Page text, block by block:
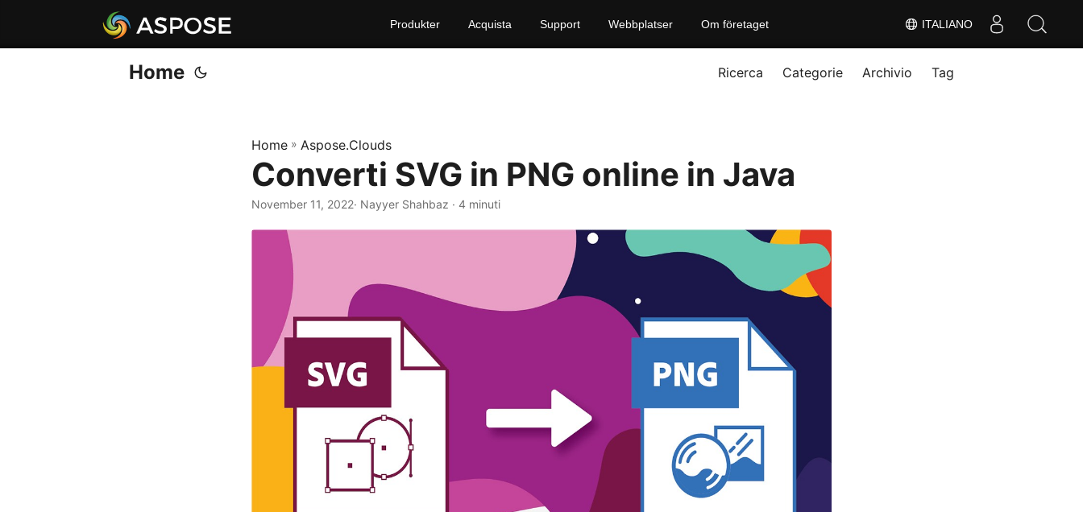
ITALIANO
Produkter Acquista Support Webbplatser Om företaget
Home Ricerca Categorie Archivio Tag
Home » Aspose.Clouds
Converti SVG in PNG online in Java
November 11, 2022· Nayyer Shahbaz · 4 minuti